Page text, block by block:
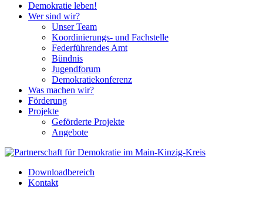
Demokratie leben!
Wer sind wir?
Unser Team
Koordinierungs- und Fachstelle
Federführendes Amt
Bündnis
Jugendforum
Demokratiekonferenz
Was machen wir?
Förderung
Projekte
Geförderte Projekte
Angebote
Downloadbereich
Kontakt